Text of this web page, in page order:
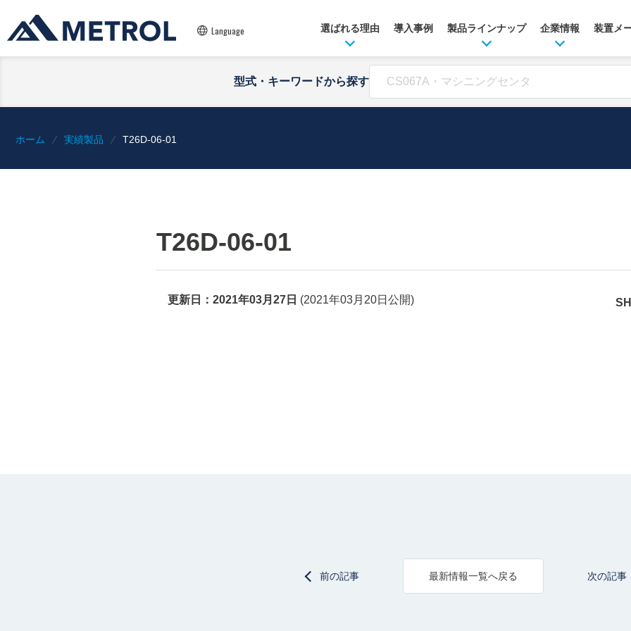
Language 選ばれる理由 導入事例 製品ラインナップ 企業情報 装置メ
型式・キーワードから探す
ホーム 実績製品 T26D-06-01
T26D-06-01
更新日： 2021年03月27日 (2021年03月20日 公開)
前の記事 最新情報一覧へ戻る 次の記事